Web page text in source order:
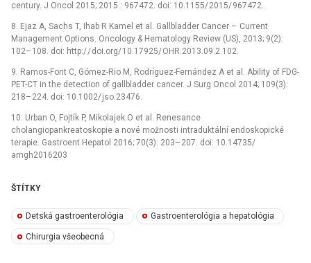
century. J Oncol 2015; 2015 : 967472. doi: 10.1155/2015/967472.
8. Ejaz A, Sachs T, Ihab R Kamel et al. Gal­lbladder Cancer – Cur­rent
Management Options. Oncology & Hematology Review (US), 2013; 9(2):
102– 108. doi: http://doi.org/10.17925/OHR.2013.09.2.102.
9. Ramos-Font C, Gómez-Rio M, Rodríguez-Fernández A et al. Ability of FDG-
PET-CT in the detection of gal­lbladder cancer. J Surg Oncol 2014; 109(3):
218– 224. doi: 10.1002/jso.23476.
10. Urban O, Fojtík P, Mikolajek O et al. Renesance
cholangiopankreatoskopie a nové možnosti intraduktální endoskopické
terapie. Gastroent Hepatol 2016; 70(3): 203– 207. doi: 10.14735/
amgh2016203
ŠTÍTKY
Detská gastroenterológia Gastroenterológia a hepatológia
Chirurgia všeobecná